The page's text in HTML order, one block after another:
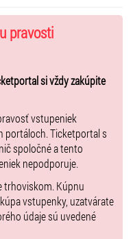
fínska speváčka a
hviezdou už od
medzinárodnú scénu world
2017, má za sebou
a vystúpila aj na
a poriadna tancovačka.
pravosti
si vždy zakúpite
vstupeniek
portáloch. Ticketportal s
spoločné a tento
nepodporuje.
trhoviskom. Kúpnu
vstupenky, uzatvárate
údaje sú uvedené